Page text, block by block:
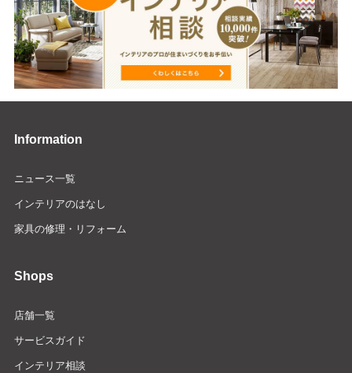
Information
ニュース一覧
インテリアのはなし
家具の修理・リフォーム
Shops
店舗一覧
サービスガイド
インテリア相談